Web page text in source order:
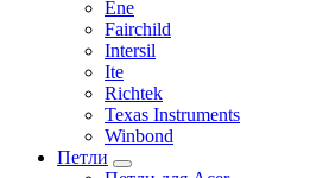
Ene
Fairchild
Intersil
Ite
Richtek
Texas Instruments
Winbond
Петли